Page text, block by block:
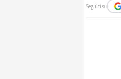
Seguici su